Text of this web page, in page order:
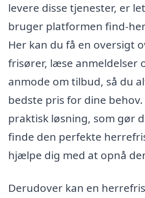
levere disse tjenester, er
bruger platformen find-
Her kan du få en oversigt
frisører, læse anmeldelser
anmode om tilbud, så du
bedste pris for dine
praktisk løsning, som gør
finde den perfekte
hjælpe dig med at opnå
Derudover kan en